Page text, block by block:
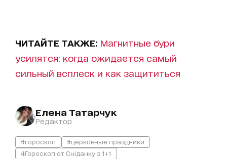
ЧИТАЙТЕ ТАКЖЕ: Магнитные бури
усилятся: когда ожидается самый
сильный всплеск и как защититься
Елена Татарчук
Редактор
#гороскоп
#церковные праздники
#Гороскоп от Сніданку з 1+1